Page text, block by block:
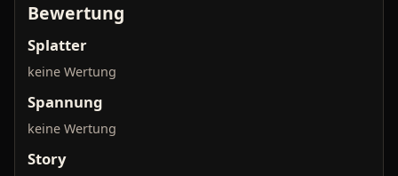
Bewertung
Splatter
keine Wertung
Spannung
keine Wertung
Story